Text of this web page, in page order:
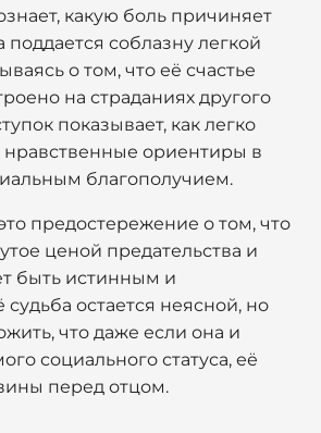
какую боль причиняет
поддается соблазну легкой
о том, что её счастье
на страданиях другого
показывает, как легко
ориентиры в
благополучием.
предостережение о том, что
ценой предательства и
быть истинным и
остается неясной, но
что даже если она и
социального статуса, её
перед отцом.